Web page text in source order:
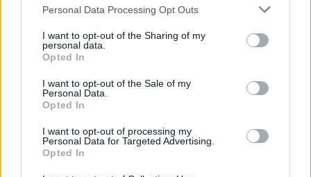
Please note that this website/app uses one or more Google
not limited to your visit or usage behaviour. You may click to
grant or deny consent to Google and its third-party tags to
use your data for below specified purposes in below Google
consent section.
Personal Data Processing Opt Outs
I want to opt-out of the Sharing of my
personal data.
Opted In
I want to opt-out of the Sale of my
Personal Data.
Opted In
I want to opt-out of processing my
Personal Data for Targeted Advertising.
Opted In
gokartozni is megyek a héten. A rallycross autóra úgy
érzem nem kell készülni, a hibrid Suzuki hasonlít
leginkább ahhoz amit megszoktam
energiát a felkészülésbe.
Nem akarok ismeretlen autókba ülni, úgy gondolom,
hogy ha már elindulok, akkor igyekszem a lehető
legjobbat nyújtani. Annak nagyon örülök, hogy lesz egy